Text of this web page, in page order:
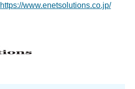
https://www.enetsolutions.co.jp/